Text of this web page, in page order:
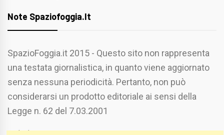
Note Spaziofoggia.it
SpazioFoggia.it 2015 - Questo sito non rappresenta
una testata giornalistica, in quanto viene aggiornato
senza nessuna periodicità. Pertanto, non può
considerarsi un prodotto editoriale ai sensi della
Legge n. 62 del 7.03.2001